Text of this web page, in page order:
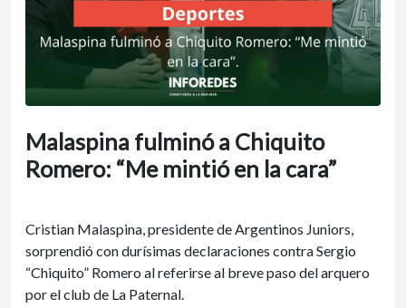
Malaspina fulminó a Chiquito
Romero: “Me mintió en la cara”
Cristian Malaspina, presidente de Argentinos Juniors,
sorprendió con durísimas declaraciones contra Sergio
“Chiquito” Romero al referirse al breve paso del arquero
por el club de La Paternal.